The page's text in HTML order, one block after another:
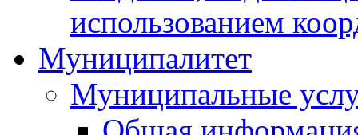
использованием
Муниципалитет
Муниципальные